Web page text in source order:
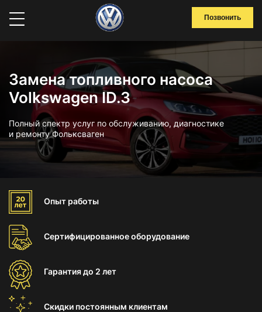
Позвонить
Замена топливного насоса
Volkswagen ID.3
Полный спектр услуг по обслуживанию, диагностике
и ремонту Фольксваген
Опыт работы
Сертифицированноеоборудование
Гарантиядо 2 лет
Скидки постоянным клиентам